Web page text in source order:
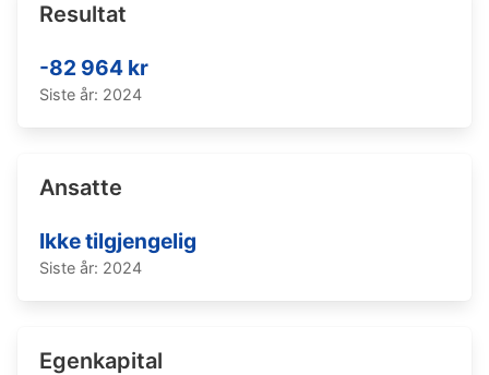
Resultat
-82 964 kr
Siste år: 2024
Ansatte
Ikke tilgjengelig
Siste år: 2024
Egenkapital